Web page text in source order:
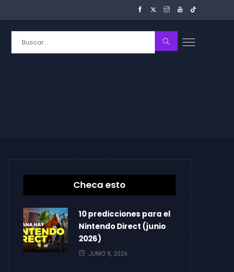
Checa esto
10 predicciones para el
Nintendo Direct (junio
2026)
JUNIO 8, 2026